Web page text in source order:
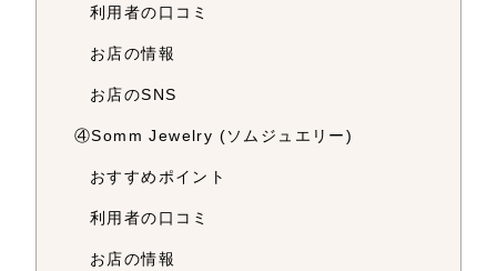
利用者の口コミ
お店の情報
お店のSNS
④Somm Jewelry (ソムジュエリー)
おすすめポイント
利用者の口コミ
お店の情報